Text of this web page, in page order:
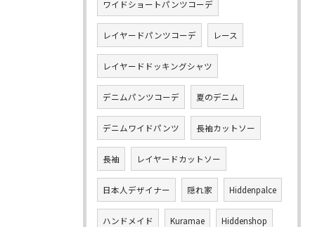
ワイドショートパンツコーデ
レイヤードパンツコーデ レース
レイヤードドッキングシャツ
デニムパンツコーデ 夏のデニム
デニムワイドパンツ 長袖カットソー
長袖 レイヤードカットソー
日本人デザイナー 隠れ家 Hiddenpalce
ハンドメイド Kuramae Hiddenshop